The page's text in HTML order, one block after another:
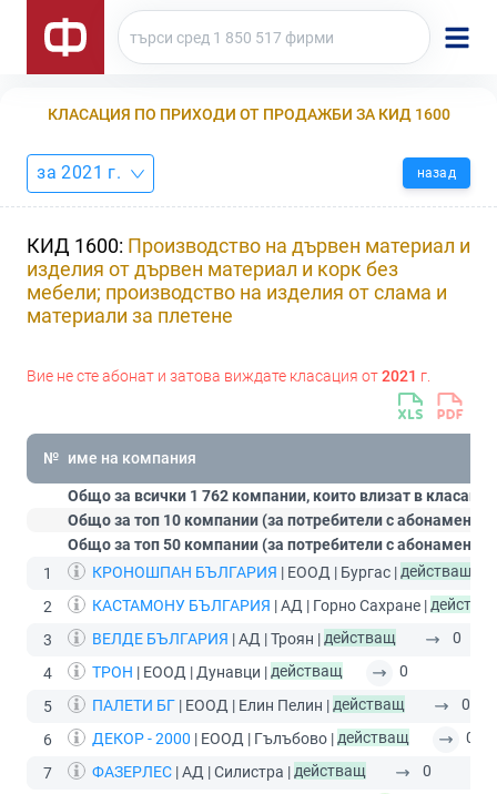
КЛАСАЦИЯ ПО ПРИХОДИ ОТ ПРОДАЖБИ ЗА КИД 1600
за 2021 г. назад
КИД 1600: Производство на дървен материал и
изделия от дървен материал и корк без
мебели; производство на изделия от слама и
материали за плетене
Вие не сте абонат и затова виждате класация от2021 г.
№ име на компания
Общо за всички 1 762 компании, които влизат в
Общо за топ 10 компании (за потребители с абонамент
Общо за топ 50 компании (за потребители с абонамент
1
КРОНОШПАН БЪЛГАРИЯ | ЕООД | Бургас |действащ
2
КАСТАМОНУ БЪЛГАРИЯ | АД | Горно Сахране |
3
ВЕЛДЕ БЪЛГАРИЯ | АД | Троян |действащ
0
4
ТРОН | ЕООД | Дунавци |действащ
0
5
ПАЛЕТИ БГ | ЕООД | Елин Пелин |действащ
0
6
ДЕКОР - 2000 | ЕООД | Гълъбово |действащ
0
7
ФАЗЕРЛЕС | АД | Силистра |действащ
0